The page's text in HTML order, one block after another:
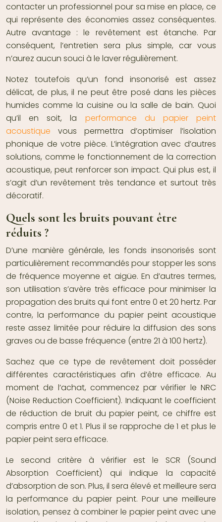
contacter un professionnel pour sa mise en place, ce
qui représente des économies assez conséquentes.
Autre avantage : le revêtement est étanche. Par
conséquent, l’entretien sera plus simple, car vous
n’aurez aucun souci à le laver régulièrement.
Notez toutefois qu’un fond insonorisé est assez
délicat, de plus, il ne peut être posé dans les pièces
humides comme la cuisine ou la salle de bain. Quoi
qu’il en soit, la performance du papier peint
acoustique vous permettra d’optimiser l’isolation
phonique de votre pièce. L’intégration avec d’autres
solutions, comme le fonctionnement de la correction
acoustique, peut renforcer son impact. Qui plus est, il
s’agit d’un revêtement très tendance et surtout très
décoratif.
Quels sont les bruits pouvant être
réduits ?
D’une manière générale, les fonds insonorisés sont
particulièrement recommandés pour stopper les sons
de fréquence moyenne et aigüe. En d’autres termes,
son utilisation s’avère très efficace pour minimiser la
propagation des bruits qui font entre 0 et 20 hertz. Par
contre, laperformance du papier peint acoustique
reste assez limitée pour réduire la diffusion des sons
graves ou de basse fréquence (entre 21 à 100 hertz).
Sachez que ce type de revêtement doit posséder
différentes caractéristiques afin d’être efficace. Au
moment de l’achat, commencez par vérifier le NRC
(Noise Reduction Coefficient). Indiquant le coefficient
de réduction de bruit du papier peint, ce chiffre est
compris entre 0 et 1. Plus il se rapproche de 1 et plus le
papier peint sera efficace.
Le second critère à vérifier est le SCR (Sound
Absorption Coefficient) qui indique la capacité
d’absorption de son. Plus, il sera élevé et meilleure sera
la performance du papier peint. Pour une meilleure
isolation, pensez à combiner le papier peint avec une